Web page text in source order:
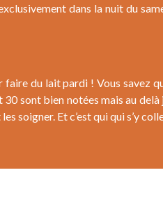
dans la nuit du
du lait pardi ! Vous savez
sont bien notées mais au
soigner. Et c’est qui qui s’y